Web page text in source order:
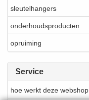
sleutelhangers
onderhoudsproducten
opruiming
Service
hoe werkt deze webshop